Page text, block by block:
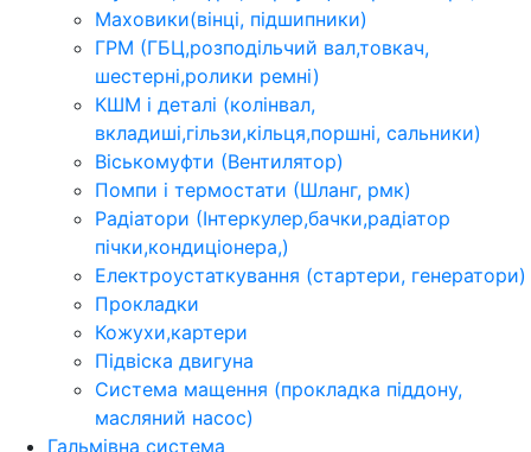
Маховики(вінці, підшипники)
ГРМ (ГБЦ,розподільчий вал,товкач,
шестерні,ролики ремні)
КШМ і деталі (колінвал,
вкладиші,гільзи,кільця,поршні, сальники)
Віськомуфти (Вентилятор)
Помпи і термостати (Шланг, рмк)
Радіатори (Інтеркулер,бачки,радіатор
пічки,кондиціонера,)
Електроустаткування (стартери, генератори)
Прокладки
Кожухи,картери
Підвіска двигуна
Система мащення (прокладка піддону,
масляний насос)
Гальмівна система